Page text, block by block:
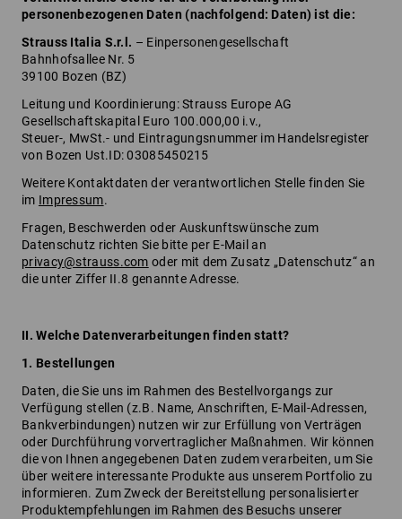
personenbezogenen Daten (nachfolgend: Daten) ist die:
Strauss Italia S.r.l. – Einpersonengesellschaft
Bahnhofsallee Nr. 5
39100 Bozen (BZ)
Leitung und Koordinierung: Strauss Europe AG
Gesellschaftskapital Euro 100.000,00 i.v.,
Steuer-, MwSt.- und Eintragungsnummer im Handelsregister
von Bozen Ust.ID: 03085450215
Weitere Kontaktdaten der verantwortlichen Stelle finden Sie
im Impressum.
Fragen, Beschwerden oder Auskunftswünsche zum
Datenschutz richten Sie bitte per E-Mail an
privacy@strauss.com oder mit dem Zusatz „Datenschutz“ an
die unter Ziffer II.8 genannte Adresse.
II. Welche Datenverarbeitungen finden statt?
1. Bestellungen
Daten, die Sie uns im Rahmen des Bestellvorgangs zur
Verfügung stellen (z.B. Name, Anschriften, E-Mail-Adressen,
Bankverbindungen) nutzen wir zur Erfüllung von Verträgen
oder Durchführung vorvertraglicher Maßnahmen. Wir können
die von Ihnen angegebenen Daten zudem verarbeiten, um Sie
über weitere interessante Produkte aus unserem Portfolio zu
informieren. Zum Zweck der Bereitstellung personalisierter
Produktempfehlungen im Rahmen des Besuchs unserer